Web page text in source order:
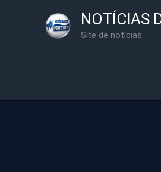
NOTÍCIAS
Site de notícias